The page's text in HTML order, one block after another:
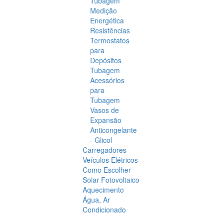
Medição
Energética
Resistências
Termostatos
para
Depósitos
Tubagem
Acessórios
para
Tubagem
Vasos de
Expansão
Anticongelante
- Glicol
Carregadores
Veículos Elétricos
Como Escolher
Solar Fotovoltaico
Aquecimento
Água, Ar
Condicionado